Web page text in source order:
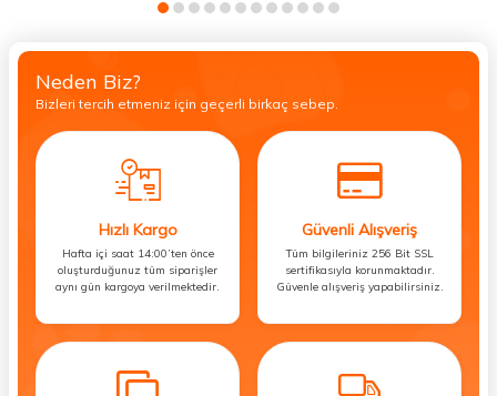
Neden Biz?
Bizleri tercih etmeniz için geçerli birkaç sebep.
Hızlı Kargo
Hafta içi saat 14:00’ten önce
oluşturduğunuz tüm siparişler
aynı gün kargoya verilmektedir.
Güvenli Alışveriş
Tüm bilgileriniz 256 Bit SSL
sertifikasıyla korunmaktadır.
Güvenle alışveriş yapabilirsiniz.